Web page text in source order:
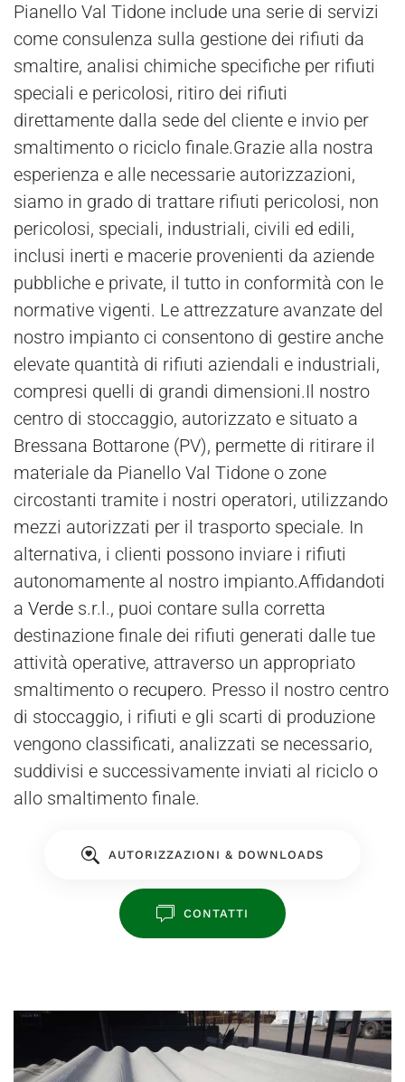
Pianello Val Tidone include una serie di servizi
come consulenza sulla gestione dei rifiuti da
smaltire, analisi chimiche specifiche per rifiuti
speciali e pericolosi, ritiro dei rifiuti
direttamente dalla sede del cliente e invio per
smaltimento o riciclo finale.Grazie alla nostra
esperienza e alle necessarie autorizzazioni,
siamo in grado di trattare rifiuti pericolosi, non
pericolosi, speciali, industriali, civili ed edili,
inclusi inerti e macerie provenienti da aziende
pubbliche e private, il tutto in conformità con le
normative vigenti. Le attrezzature avanzate del
nostro impianto ci consentono di gestire anche
elevate quantità di rifiuti aziendali e industriali,
compresi quelli di grandi dimensioni.Il nostro
centro di stoccaggio, autorizzato e situato a
Bressana Bottarone (PV), permette di ritirare il
materiale da Pianello Val Tidone o zone
circostanti tramite i nostri operatori, utilizzando
mezzi autorizzati per il trasporto speciale. In
alternativa, i clienti possono inviare i rifiuti
autonomamente al nostro impianto.Affidandoti
a Verde s.r.l., puoi contare sulla corretta
destinazione finale dei rifiuti generati dalle tue
attività operative, attraverso un appropriato
smaltimento o recupero. Presso il nostro centro
di stoccaggio, i rifiuti e gli scarti di produzione
vengono classificati, analizzati se necessario,
suddivisi e successivamente inviati al riciclo o
allo smaltimento finale.
AUTORIZZAZIONI & DOWNLOADS
CONTATTI